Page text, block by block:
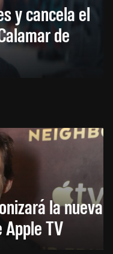
y cancela el
de
la nueva
TV